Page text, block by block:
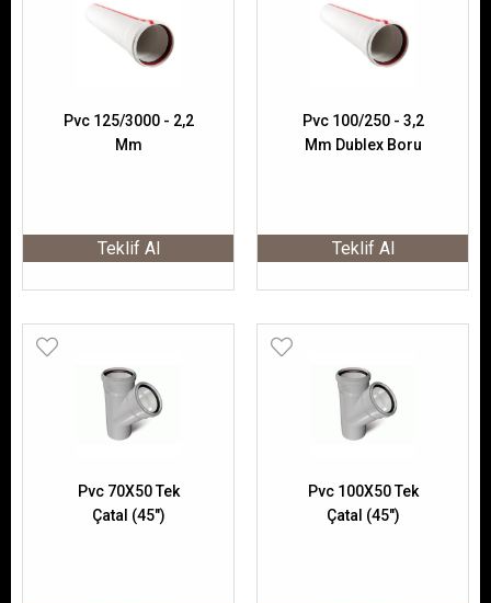
Pvc 125/3000 - 2,2
Mm
Teklif Al
Pvc 100/250 - 3,2
Mm Dublex Boru
Teklif Al
Pvc 70X50 Tek
Çatal (45")
Pvc 100X50 Tek
Çatal (45")